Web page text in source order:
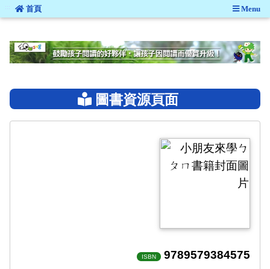
::: 首頁 Menu
圖書資源頁面
ISBN 9789579384575